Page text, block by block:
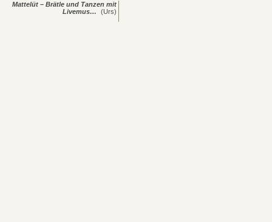
Mattelüt – Brätle und Tanzen mit
Livemus…
(Urs)